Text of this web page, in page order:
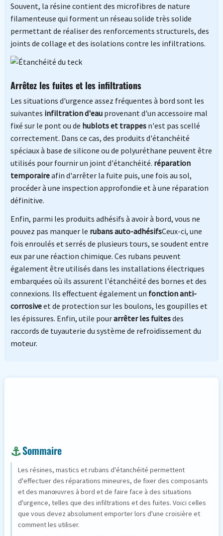
Souvent, la résine contient des microfibres de nature
filamenteuse qui forment un réseau solide très solide
permettant de réaliser des renforcements structurels, des
joints de collage et des isolations contre les infiltrations.
Arrêtez les fuites et les infiltrations
Les situations d'urgence assez fréquentes à bord sont les
suivantes infiltration d'eauprovenant d'un accessoire mal
fixé sur le pont ou de hublots et trappesn'est pas scellé
correctement. Dans ce cas, des produits d'étanchéité
spéciaux à base de silicone ou de polyuréthane peuvent être
utilisés pour fournir un joint d'étanchéité. réparation
temporaireafin d'arrêter la fuite puis, une fois au sol,
procéder à une inspection approfondie et à une réparation
définitive.
Enfin, parmi les produits adhésifs à avoir à bord, vous ne
pouvez pas manquer le rubans auto-adhésifsCeux-ci, une
fois enroulés et serrés de plusieurs tours, se soudent entre
eux par une réaction chimique. Ces rubans peuvent
également être utilisés dans les installations électriques
embarquées où ils assurent l'étanchéité des bornes et des
connexions. Ils effectuent également un fonction anti-
corrosiveet de protection sur les boulons, les goupilles et
les épissures. Enfin, utile pourarrêter les fuitesdes
raccords de tuyauterie du système de refroidissement du
moteur.
Sommaire
Les résines, mastics et rubans d'étanchéité permettent
d'effectuer des réparations mineures, de fixer des composants
et des manœuvres à bord et de faire face à des situations
d'urgence, telles que des infiltrations et des fuites. Voici celles
que vous devez absolument emporter lors d'une croisière et
comment les utiliser.